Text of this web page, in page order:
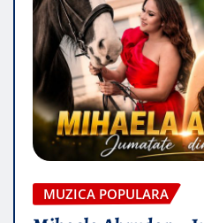
MUZICA POPULARA